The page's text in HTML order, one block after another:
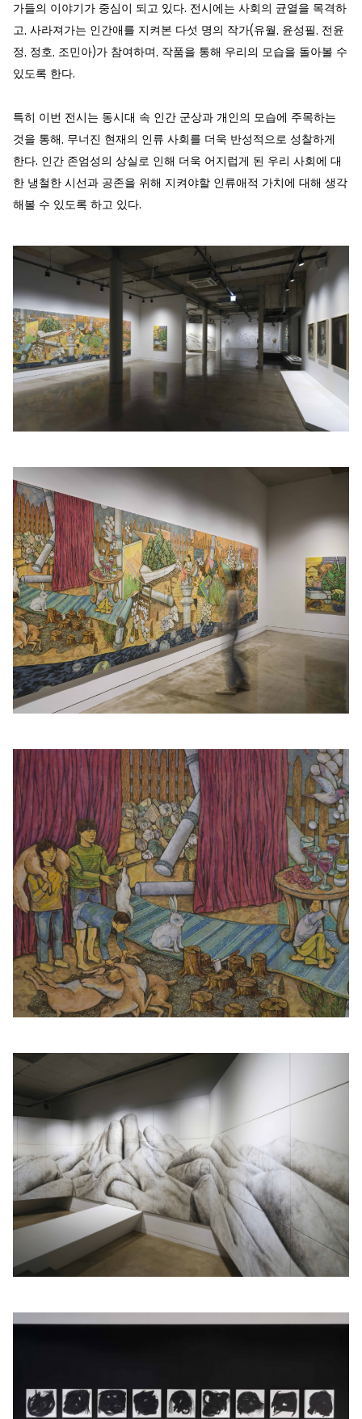
가들의 이야기가 중심이 되고 있다. 전시에는 사회의 균열을 목격하
고, 사라져가는 인간애를 지켜본 다섯 명의 작가(유월, 윤성필, 전윤
정, 정호, 조민아)가 참여하며, 작품을 통해 우리의 모습을 돌아볼 수
있도록 한다.
특히 이번 전시는 동시대 속 인간 군상과 개인의 모습에 주목하는
것을 통해, 무너진 현재의 인류 사회를 더욱 반성적으로 성찰하게
한다. 인간 존엄성의 상실로 인해 더욱 어지럽게 된 우리 사회에 대
한 냉철한 시선과 공존을 위해 지켜야할 인류애적 가치에 대해 생각
해볼 수 있도록 하고 있다.